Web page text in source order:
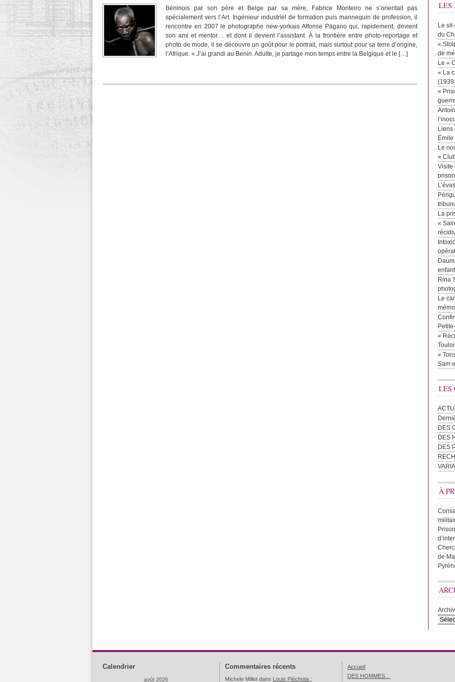
Béninois par son père et Belge par sa mère, Fabrice Monteiro ne s’orientait pas
spécialement vers l’Art. Ingénieur industriel de formation puis mannequin de profession, il
rencontre en 2007 le photographe new-yorkais Alfonse Pagano qui, rapidement, devient
son ami et mentor… et dont il devient l’assistant. À la frontière entre photo-reportage et
photo de mode, il se découvre un goût pour le portrait, mais surtout pour sa terre d’origine,
l’Afrique. « J’ai grandi au Benin. Adulte, je partage mon temps entre la Belgique et le […]
LES
Le
du
«
de
Le «
« La
«
Liens
Le
«
Visite
La
«
Rina
Le
«
«
Sam
LES
DES
DES
DES
VARIA
À
de
Calendrier
août 2026
Commentaires récents
Michele Millet dans Louis Piéchota :
Accueil
DES HOMMES…